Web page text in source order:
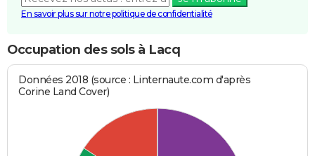
En savoir plus sur notre politique de confidentialité
Occupation des sols à Lacq
Données 2018 (source : Linternaute.com d'après
Corine Land Cover)